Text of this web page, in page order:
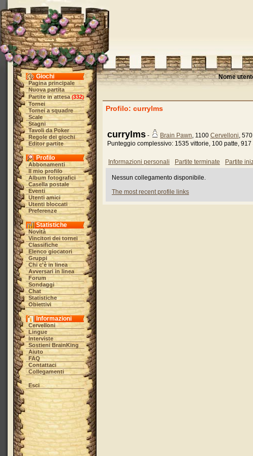
Giochi
Pagina principale
Nuova partita
Partite in attesa (332)
Tornei
Tornei a squadre
Scale
Stagni
Tavoli da Poker
Regole dei giochi
Editor partite
Profilo
Abbonamenti
Il mio profilo
Album fotografici
Casella postale
Eventi
Utenti amici
Utenti bloccati
Preferenze
Statistiche
Novità
Vincitori dei tornei
Classifiche
Elenco giocatori
Gruppi
Chi c'è in linea
Avversari in linea
Forum
Sondaggi
Chat
Statistiche
Obiettivi
Informazioni
Cervelloni
Lingue
Interviste
Sostieni BrainKing
Aiuto
FAQ
Contattaci
Collegamenti
Esci
Nome
Profilo: currylms
currylms - Brain Pawn, 1100 Cervelloni, 570
Punteggio complessivo: 1535 vittorie, 100 patte, 917
Informazioni personali Partite terminate Partite
Nessun collegamento disponibile.
The most recent profile links